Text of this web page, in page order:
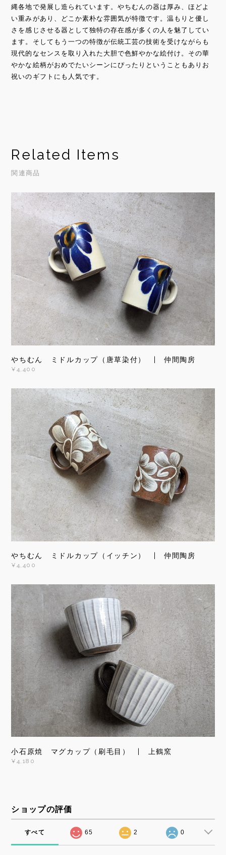
縄各地で発展し造られています。やちむんの器は厚み、ほどよ
い重みがあり、どこか素朴な雰囲気が特徴です。温もりと優し
さを感じさせる器として独特の存在感が多くの人を魅了してい
ます。そしてもう一つの特徴が伝統工芸の技術を受けながらも
現代的なセンスを取り入れた大胆で色鮮やかな絵付け。その華
やかな絵柄がおめでたいシーンにぴったりということもありお
祝いのギフトにも人気です。
Related Items
関連商品
やちむん ミドルカップ（唐草染付） | 仲間陶房
¥4,400
やちむん ミドルカップ（イッチン） | 仲間陶房
¥4,400
小石原焼 マグカップ（刷毛目） | 上鶴窯
¥4,180
ショップの評価
すべて 65 2 0